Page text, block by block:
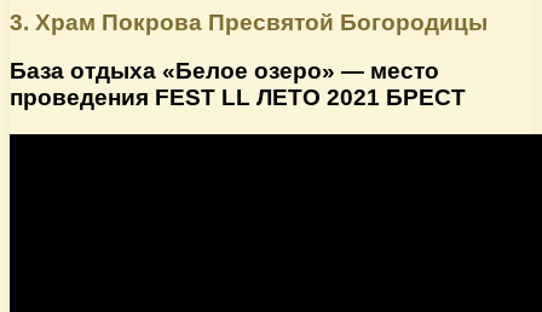
3. Храм Покрова Пресвятой Богородицы
База отдыха «Белое озеро» — место
проведения FEST LL ЛЕТО 2021 БРЕСТ